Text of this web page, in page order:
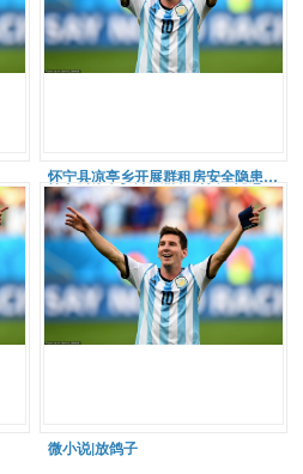
怀宁县凉亭乡开展群租房安全隐患“回头看”，多领域筑牢安全防线
微小说|放鸽子